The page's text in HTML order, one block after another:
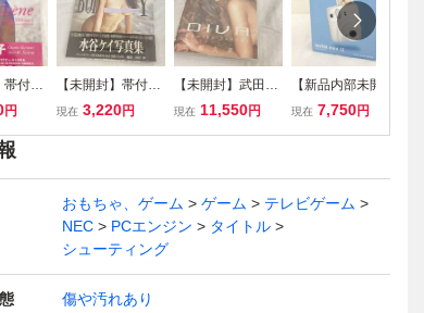
帯付き
白鳥
シレ
山内
Yam
【JN
円
【未開封】帯付き
水谷ケイ 写真集 N
ん" ファースト写
真集 現状品【IE18
2】i
現在 3,220円
【未開封】武田久
美子 DIVA HODV-
試聴未確認 保管品
【JN125】I
現在 11,550円
【新品内部未開
封】FUJIFILM チ
クレイホワイト 箱
破れ有り 未使用
現在 7,750円
おもちゃ、ゲーム ゲーム
テレビゲーム
NEC
PCエンジン
タイトル
シューティング
傷や汚れあり